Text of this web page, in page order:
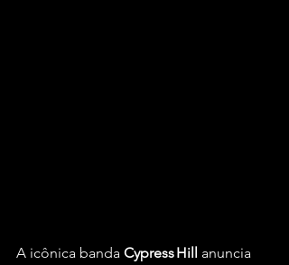
A icônica banda Cypress Hill anuncia